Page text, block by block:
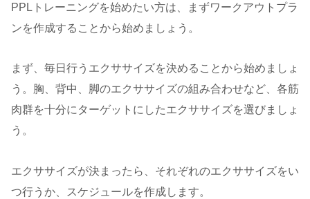
PPLトレーニングを始めたい方は、まずワークアウトプラ
ンを作成することから始めましょう。
まず、毎日行うエクササイズを決めることから始めましょ
う。胸、背中、脚のエクササイズの組み合わせなど、各筋
肉群を十分にターゲットにしたエクササイズを選びましょ
う。
エクササイズが決まったら、それぞれのエクササイズをい
つ行うか、スケジュールを作成します。